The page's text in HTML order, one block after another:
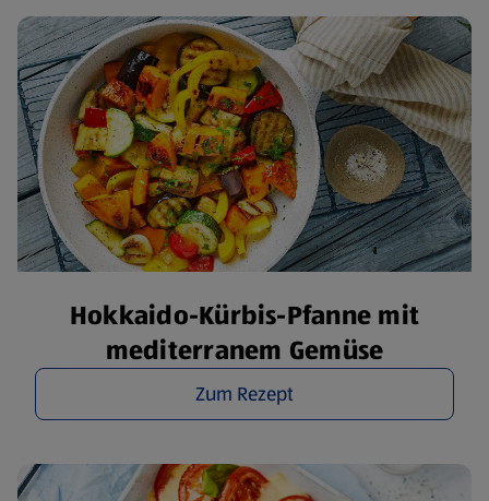
Hokkaido-Kürbis-Pfanne mit
mediterranem Gemüse
Zum Rezept